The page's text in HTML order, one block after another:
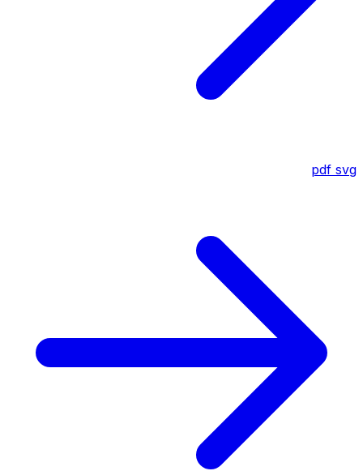
pdf svg